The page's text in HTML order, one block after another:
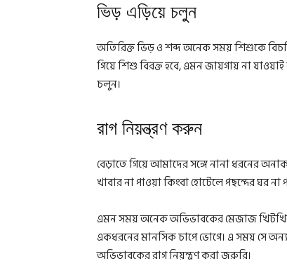
ভিড় এড়িয়ে চলুন
অতিরিক্ত ভিড় ও শব্দ অনেক সময় শিশুকে
গিয়ে শিশু বিরক্ত হবে, এমন জায়গায় না
চলুন।
রাগ নিয়ন্ত্রণ করুন
বেড়াতে গিয়ে আমাদের সঙ্গে নানা ধরনের
খাবার না পাওয়া কিংবা হোটেলে পছন্দের ঘর না
এমন সময় অনেক অভিভাবকের মেজাজ
একধরনের মানসিক চাপে ভোগে। এ সময় সে
অভিভাবকের রাগ নিয়ন্ত্রণ করা জরুরি।